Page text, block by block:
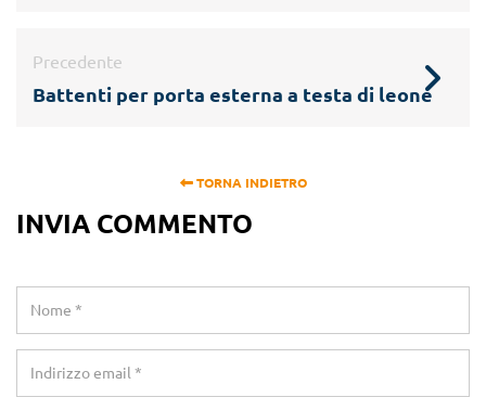
Precedente
Battenti per porta esterna a testa di leone
TORNA INDIETRO
INVIA COMMENTO